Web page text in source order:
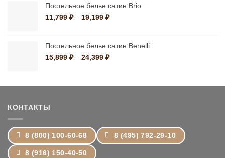
–
19,199 ₽
Постельное белье сатин Brio
11,799 ₽ – 19,199 ₽Диапазон
–
19,199 ₽
Постельное белье сатин Benelli
15,899 ₽ – 24,399 ₽Диапазон
–
КОНТАКТЫ
8 (800) 100-60-68 8 (495) 792-29-10
8 (916) 150-40-50